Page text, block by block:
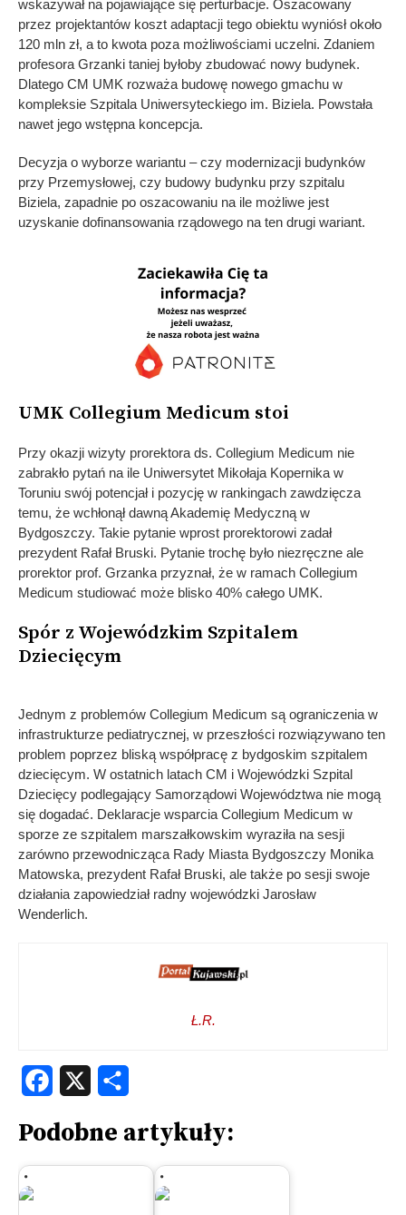
wskazywał na pojawiające się perturbacje. Oszacowany
przez projektantów koszt adaptacji tego obiektu wyniósł około
120 mln zł, a to kwota poza możliwościami uczelni. Zdaniem
profesora Grzanki taniej byłoby zbudować nowy budynek.
Dlatego CM UMK rozważa budowę nowego gmachu w
kompleksie Szpitala Uniwersyteckiego im. Biziela. Powstała
nawet jego wstępna koncepcja.
Decyzja o wyborze wariantu – czy modernizacji budynków
przy Przemysłowej, czy budowy budynku przy szpitalu
Biziela, zapadnie po oszacowaniu na ile możliwe jest
uzyskanie dofinansowania rządowego na ten drugi wariant.
UMK Collegium Medicum stoi
Przy okazji wizyty prorektora ds. Collegium Medicum nie
zabrakło pytań na ile Uniwersytet Mikołaja Kopernika w
Toruniu swój potencjał i pozycję w rankingach zawdzięcza
temu, że wchłonął dawną Akademię Medyczną w
Bydgoszczy. Takie pytanie wprost prorektorowi zadał
prezydent Rafał Bruski. Pytanie trochę było niezręczne ale
prorektor prof. Grzanka przyznał, że w ramach Collegium
Medicum studiować może blisko 40% całego UMK.
Spór z Wojewódzkim Szpitalem
Dziecięcym
Jednym z problemów Collegium Medicum są ograniczenia w
infrastrukturze pediatrycznej, w przeszłości rozwiązywano ten
problem poprzez bliską współpracę z bydgoskim szpitalem
dziecięcym. W ostatnich latach CM i Wojewódzki Szpital
Dziecięcy podlegający Samorządowi Województwa nie mogą
się dogadać. Deklaracje wsparcia Collegium Medicum w
sporze ze szpitalem marszałkowskim wyraziła na sesji
zarówno przewodnicząca Rady Miasta Bydgoszczy Monika
Matowska, prezydent Rafał Bruski, ale także po sesji swoje
działania zapowiedział radny wojewódzki Jarosław
Wenderlich.
Ł.R.
Facebook
Podobne artykuły: